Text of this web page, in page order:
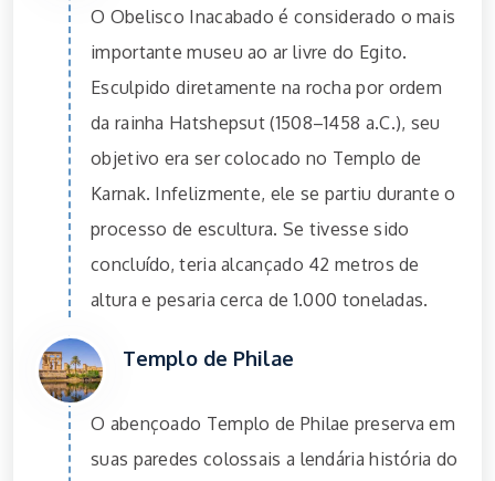
O Obelisco Inacabado é considerado o mais
importante museu ao ar livre do Egito.
Esculpido diretamente na rocha por ordem
da rainha Hatshepsut (1508–1458 a.C.), seu
objetivo era ser colocado no Templo de
Karnak. Infelizmente, ele se partiu durante o
processo de escultura. Se tivesse sido
concluído, teria alcançado 42 metros de
altura e pesaria cerca de 1.000 toneladas.
Templo de Philae
O abençoado Templo de Philae preserva em
suas paredes colossais a lendária história do